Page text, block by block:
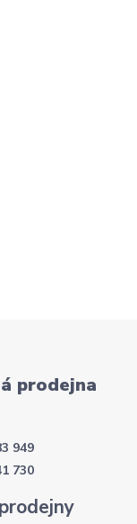
prodejna
949
730